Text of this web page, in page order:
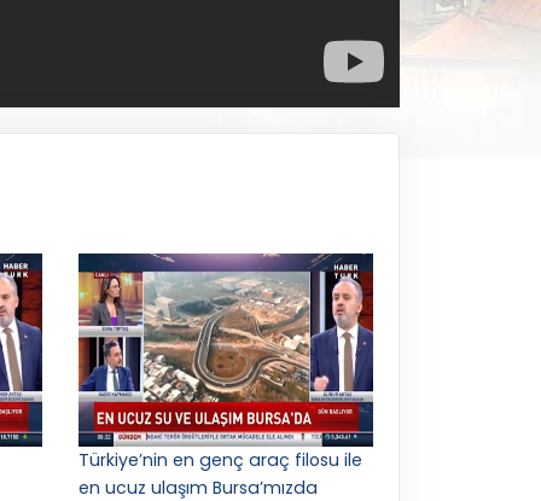
Türkiye’nin en genç araç filosu ile
en ucuz ulaşım Bursa’mızda